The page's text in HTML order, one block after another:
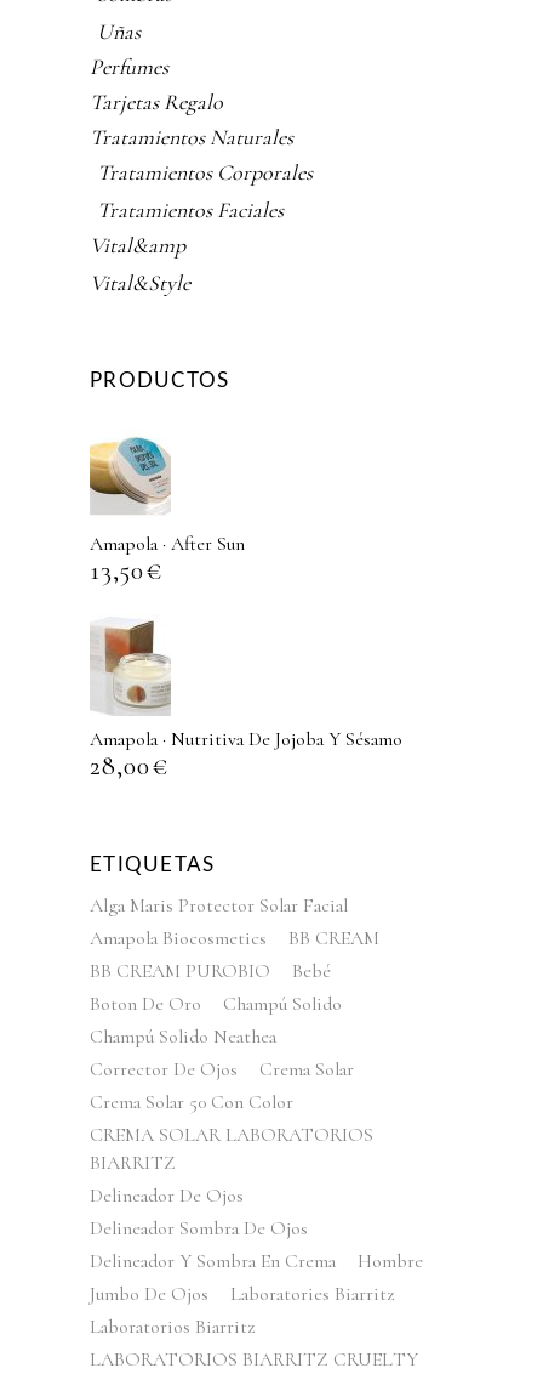
Uñas
Perfumes
Tarjetas Regalo
Tratamientos Naturales
Tratamientos Corporales
Tratamientos Faciales
Vital&amp
Vital&Style
PRODUCTOS
Amapola · After Sun
13,50€
Amapola · Nutritiva De Jojoba Y Sésamo
28,00€
ETIQUETAS
Alga Maris Protector Solar Facial
Amapola Biocosmetics
BB CREAM
BB CREAM PUROBIO
Bebé
Boton De Oro
Champú Solido
Champú Solido Neathea
Corrector De Ojos
Crema Solar
Crema Solar 50 Con Color
CREMA SOLAR LABORATORIOS
BIARRITZ
Delineador De Ojos
Delineador Sombra De Ojos
Delineador Y Sombra En Crema
Hombre
Jumbo De Ojos
Laboratories Biarritz
Laboratorios Biarritz
LABORATORIOS BIARRITZ CRUELTY